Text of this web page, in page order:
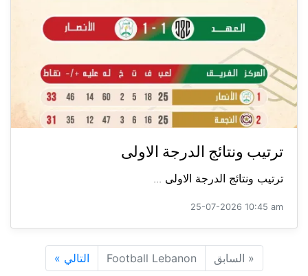
ترتيب ونتائج الدرجة الاولى
ترتيب ونتائج الدرجة الاولى ...
25-07-2026 10:45 am
« السابق Football Lebanon التالي »